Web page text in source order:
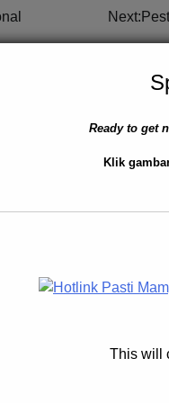
Next:
Ready to get
Klik
This will